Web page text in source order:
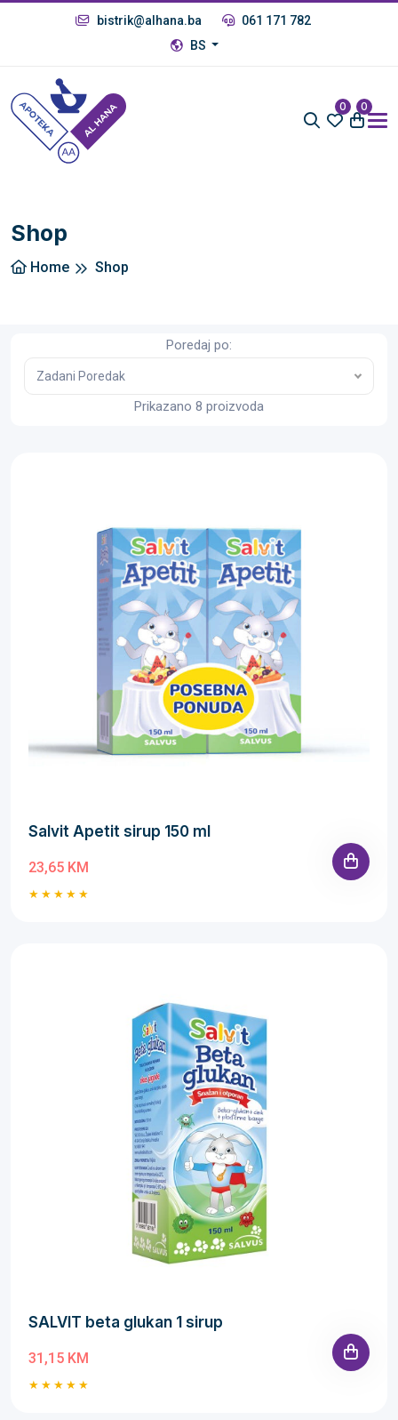
bistrik@alhana.ba
061 171 782
BS
0 0
Shop
Home Shop
Poredaj po:
Zadani Poredak
Prikazano 8 proizvoda
Salvit Apetit sirup 150 ml
23,65 KM
SALVIT beta glukan 1 sirup
31,15 KM